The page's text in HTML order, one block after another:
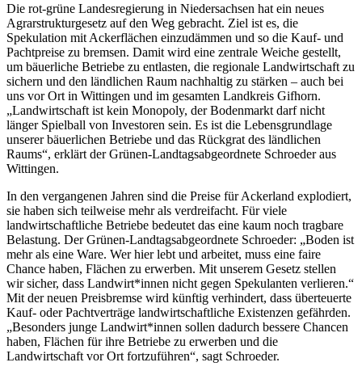
Die rot-grüne Landesregierung in Niedersachsen hat ein neues
Agrarstrukturgesetz auf den Weg gebracht. Ziel ist es, die
Spekulation mit Ackerflächen einzudämmen und so die Kauf- und
Pachtpreise zu bremsen. Damit wird eine zentrale Weiche gestellt,
um bäuerliche Betriebe zu entlasten, die regionale Landwirtschaft zu
sichern und den ländlichen Raum nachhaltig zu stärken – auch bei
uns vor Ort in Wittingen und im gesamten Landkreis Gifhorn.
„Landwirtschaft ist kein Monopoly, der Bodenmarkt darf nicht
länger Spielball von Investoren sein. Es ist die Lebensgrundlage
unserer bäuerlichen Betriebe und das Rückgrat des ländlichen
Raums“, erklärt der Grünen-Landtagsabgeordnete Schroeder aus
Wittingen.
In den vergangenen Jahren sind die Preise für Ackerland explodiert,
sie haben sich teilweise mehr als verdreifacht. Für viele
landwirtschaftliche Betriebe bedeutet das eine kaum noch tragbare
Belastung. Der Grünen-Landtagsabgeordnete Schroeder: „Boden ist
mehr als eine Ware. Wer hier lebt und arbeitet, muss eine faire
Chance haben, Flächen zu erwerben. Mit unserem Gesetz stellen
wir sicher, dass Landwirt*innen nicht gegen Spekulanten verlieren.“
Mit der neuen Preisbremse wird künftig verhindert, dass überteuerte
Kauf- oder Pachtverträge landwirtschaftliche Existenzen gefährden.
„Besonders junge Landwirt*innen sollen dadurch bessere Chancen
haben, Flächen für ihre Betriebe zu erwerben und die
Landwirtschaft vor Ort fortzuführen“, sagt Schroeder.